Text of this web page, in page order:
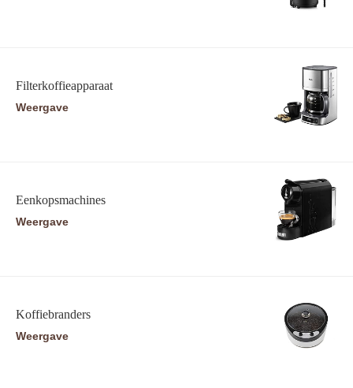
Filterkoffieapparaat
Weergave
Eenkopsmachines
Weergave
Koffiebranders
Weergave